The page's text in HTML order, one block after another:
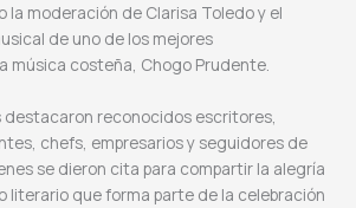
la moderación de Clarisa Toledo y el
de uno de los mejores
música costeña, Chogo Prudente.
destacaron reconocidos escritores,
chefs, empresarios y seguidores de
se dieron cita para compartir la alegría
literario que forma parte de la celebración